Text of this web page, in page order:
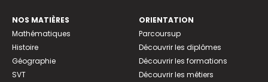
NOS MATIÈRES
Mathématiques
Histoire
Géographie
SVT
ORIENTATION
Parcoursup
Découvrir les diplômes
Découvrir les formations
Découvrir les métiers